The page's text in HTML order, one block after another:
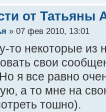
от Татьяны
» 07 фев 2010, 13:01
то некоторые из
свои
я все равно
а то мне на
тошно).